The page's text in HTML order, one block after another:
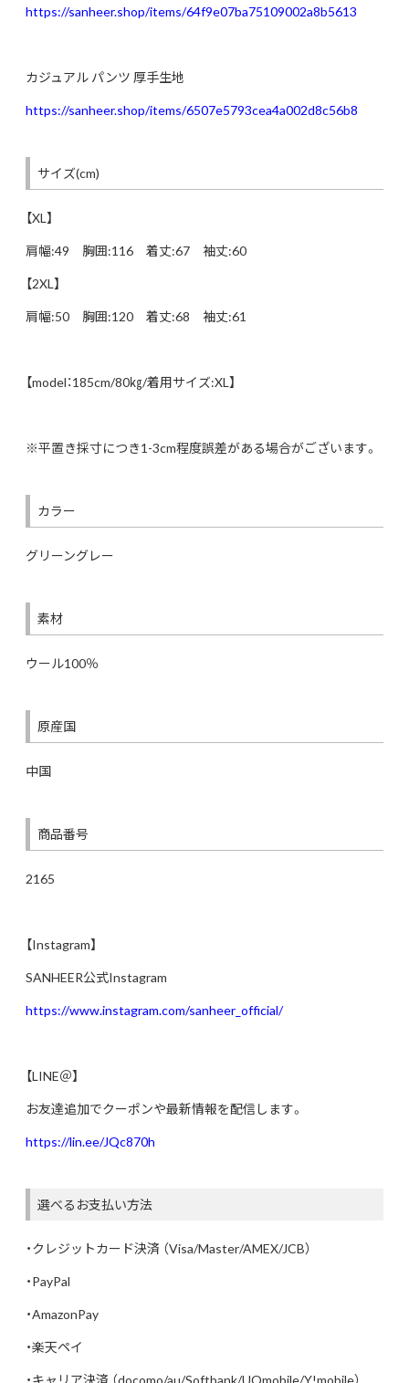
https://sanheer.shop/items/64f9e07ba75109002a8b5613
カジュアル パンツ 厚手生地
https://sanheer.shop/items/6507e5793cea4a002d8c56b8
サイズ(cm)
【XL】
肩幅:49 胸囲:116 着丈:67 袖丈:60
【2XL】
肩幅:50 胸囲:120 着丈:68 袖丈:61
【model：185cm/80㎏/着用サイズ:XL】
※平置き採寸につき1-3cm程度誤差がある場合がございます。
カラー
グリーングレー
素材
ウール100％
原産国
中国
商品番号
2165
【Instagram】
SANHEER公式Instagram
https://www.instagram.com/sanheer_official/
【LINE＠】
お友達追加でクーポンや最新情報を配信します。
https://lin.ee/JQc870h
選べるお支払い方法
・クレジットカード決済 （Visa/Master/AMEX/JCB）
・PayPal
・AmazonPay
・楽天ペイ
・キャリア決済 （docomo/au/Softbank/UQmobile/Y!mobile）